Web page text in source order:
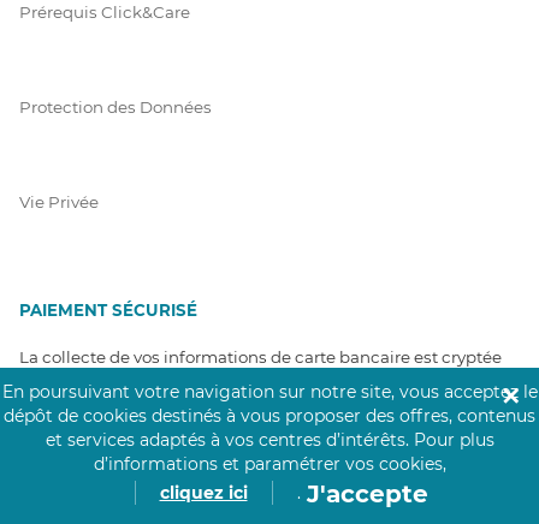
Prérequis Click&Care
Protection des Données
Vie Privée
PAIEMENT SÉCURISÉ
La collecte de vos informations de carte bancaire est cryptée
Banque de France.
En poursuivant votre navigation sur notre site, vous acceptez le
dépôt de cookies destinés à vous proposer des offres, contenus
et services adaptés à vos centres d’intérêts. Pour plus
d’informations et paramétrer vos cookies,
cliquez ici
. J'accepte
✕